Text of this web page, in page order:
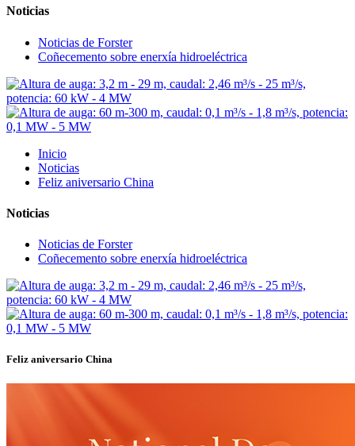
Noticias
Noticias de Forster
Coñecemento sobre enerxía hidroeléctrica
Inicio
Noticias
Feliz aniversario China
Noticias
Noticias de Forster
Coñecemento sobre enerxía hidroeléctrica
Feliz aniversario China